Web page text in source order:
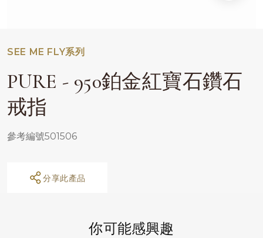
SEE ME FLY系列
PURE - 950鉑金紅寶石鑽石
戒指
參考編號501506
分享此產品
你可能感興趣